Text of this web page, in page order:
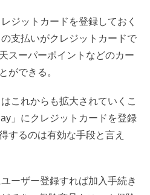
ジットカードを登録しておく
支払いがクレジットカードで
スーパーポイントなどのカー
ができる。
これからも拡大されていくこ
」にクレジットカードを登録
するのは有効な手段と言え
ーザー登録すれば加入手続き